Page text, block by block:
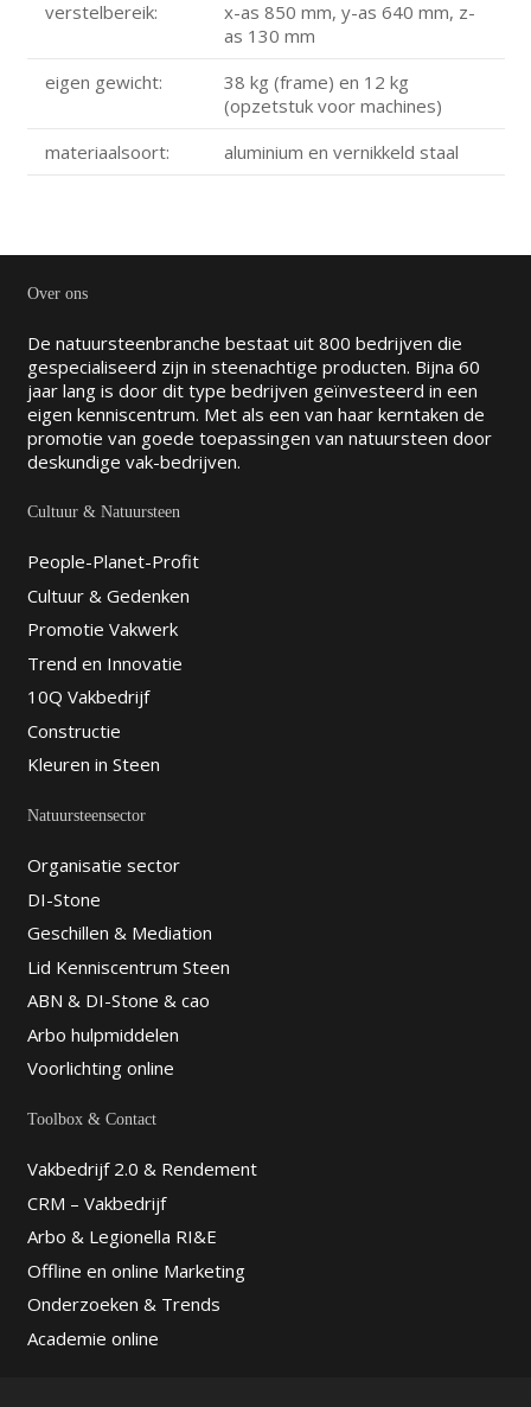
verstelbereik:
x-as 850 mm, y-as 640 mm, z-
as 130 mm
eigen gewicht:
38 kg (frame) en 12 kg
(opzetstuk voor machines)
materiaalsoort:
aluminium en vernikkeld staal
Over ons
De natuursteenbranche bestaat uit 800 bedrijven die
gespecialiseerd zijn in steenachtige producten. Bijna 60
jaar lang is door dit type bedrijven geïnvesteerd in een
eigen kenniscentrum. Met als een van haar kerntaken de
promotie van goede toepassingen van natuursteen door
deskundige vak-bedrijven.
Cultuur & Natuursteen
People-Planet-Profit
Cultuur & Gedenken
Promotie Vakwerk
Trend en Innovatie
10Q Vakbedrijf
Constructie
Kleuren in Steen
Natuursteensector
Organisatie sector
DI-Stone
Geschillen & Mediation
Lid Kenniscentrum Steen
ABN & DI-Stone & cao
Arbo hulpmiddelen
Voorlichting online
Toolbox & Contact
Vakbedrijf 2.0 & Rendement
CRM – Vakbedrijf
Arbo & Legionella RI&E
Offline en online Marketing
Onderzoeken & Trends
Academie online